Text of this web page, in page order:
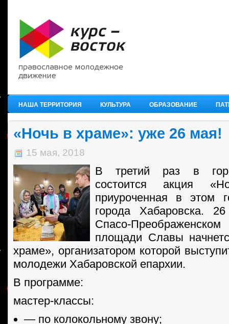
НАША ТЕРРИТОРИЯ КУЛЬТУРА ОБРАЗОВАНИЕ
«Ночь в храме»: уже 26 мая!
15 мая, 2018
В третий раз в
состоится акция
приуроченная в этом
города Хабаровска.
Спасо-
площади Славы
храме», организатором которой
молодежи Хабаровской епархии.
В программе:
мастер-классы:
— по колокольному звону;